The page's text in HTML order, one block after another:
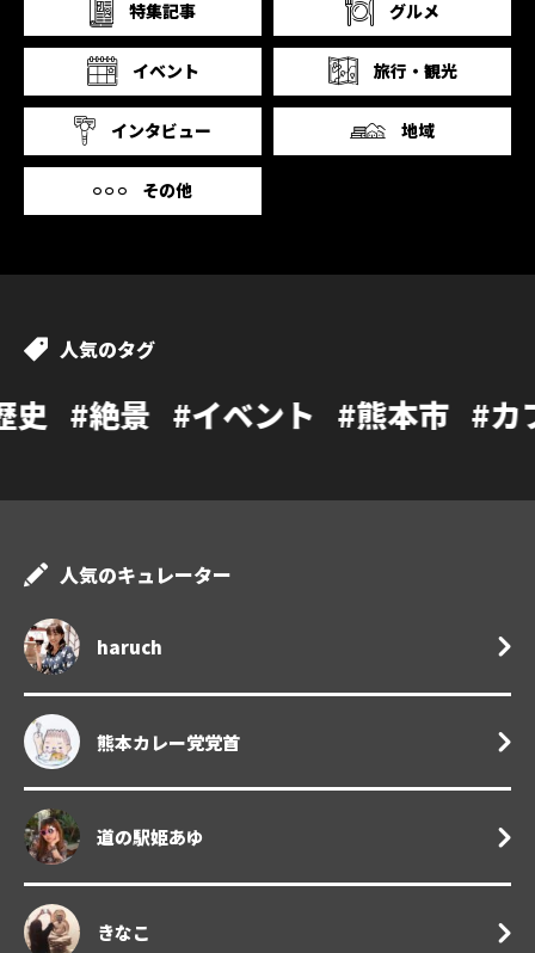
特集記事 グルメ
イベント 旅行・観光
インタビュー 地域
その他
人気のタグ
#イベント #熊本市 #カフェ #温泉
人気のキュレーター
haruch
熊本カレー党党首
道の駅姫あゆ
きなこ